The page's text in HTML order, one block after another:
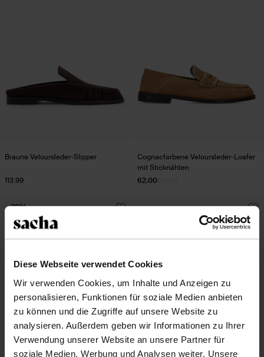
Diese Webseite verwendet Cookies
Wir verwenden Cookies, um Inhalte und Anzeigen zu
personalisieren, Funktionen für soziale Medien anbieten
zu können und die Zugriffe auf unsere Website zu
analysieren. Außerdem geben wir Informationen zu Ihrer
Verwendung unserer Website an unsere Partner für
soziale Medien, Werbung und Analysen weiter. Unsere
Braune Veloursleder-Slipper
113.99
Cognacfarbene Veloursleder-Loafer
mit Sticknähten
62.00
- 30%